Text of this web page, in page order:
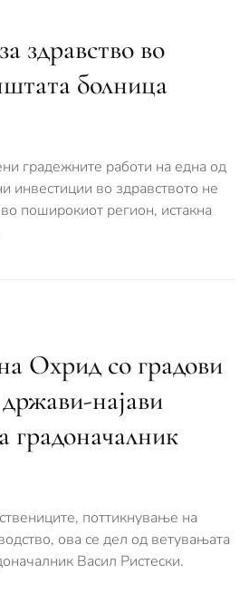
здравство во
болница
градежните работи на една од
инвестиции во здравството не
поширокиот регион, истакна
Охрид со градови
најави
градоначалник
поттикнување на
ова се дел од ветувањата
Васил Ристески.